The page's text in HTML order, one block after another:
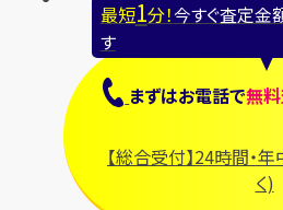
最短1分！今すぐ査定金
す
まずはお電話で無
【総合受付】24時間・
く)